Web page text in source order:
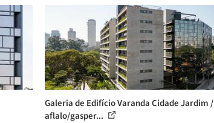
Galeria de Edifício Varanda Cidade Jardim /
aflalo/gasper...